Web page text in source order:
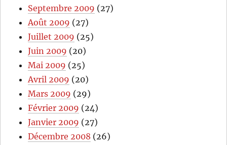
Septembre 2009 (27)
Août 2009 (27)
Juillet 2009 (25)
Juin 2009 (20)
Mai 2009 (25)
Avril 2009 (20)
Mars 2009 (29)
Février 2009 (24)
Janvier 2009 (27)
Décembre 2008 (26)